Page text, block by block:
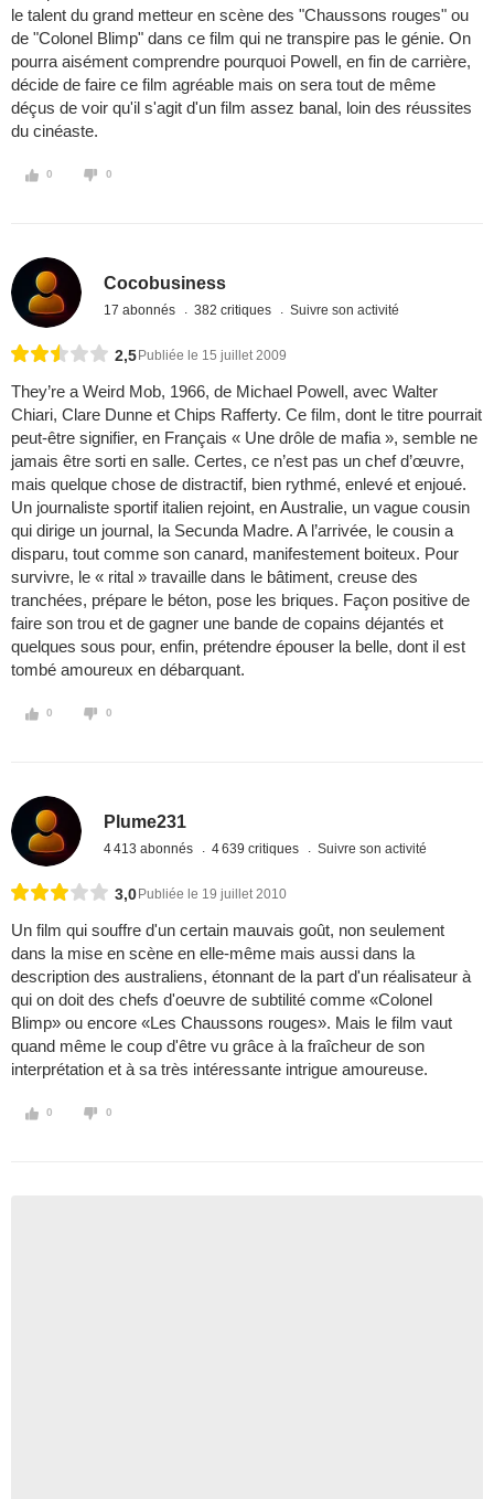
le talent du grand metteur en scène des "Chaussons rouges" ou
de "Colonel Blimp" dans ce film qui ne transpire pas le génie. On
pourra aisément comprendre pourquoi Powell, en fin de carrière,
décide de faire ce film agréable mais on sera tout de même
déçus de voir qu'il s'agit d'un film assez banal, loin des réussites
du cinéaste.
0 0
Cocobusiness
17 abonnés 382 critiques Suivre son activité
2,5 Publiée le 15 juillet 2009
They’re a Weird Mob, 1966, de Michael Powell, avec Walter
Chiari, Clare Dunne et Chips Rafferty. Ce film, dont le titre pourrait
peut-être signifier, en Français « Une drôle de mafia », semble ne
jamais être sorti en salle. Certes, ce n’est pas un chef d’œuvre,
mais quelque chose de distractif, bien rythmé, enlevé et enjoué.
Un journaliste sportif italien rejoint, en Australie, un vague cousin
qui dirige un journal, la Secunda Madre. A l’arrivée, le cousin a
disparu, tout comme son canard, manifestement boiteux. Pour
survivre, le « rital » travaille dans le bâtiment, creuse des
tranchées, prépare le béton, pose les briques. Façon positive de
faire son trou et de gagner une bande de copains déjantés et
quelques sous pour, enfin, prétendre épouser la belle, dont il est
tombé amoureux en débarquant.
0 0
Plume231
4 413 abonnés 4 639 critiques Suivre son activité
3,0 Publiée le 19 juillet 2010
Un film qui souffre d'un certain mauvais goût, non seulement
dans la mise en scène en elle-même mais aussi dans la
description des australiens, étonnant de la part d'un réalisateur à
qui on doit des chefs d'oeuvre de subtilité comme «Colonel
Blimp» ou encore «Les Chaussons rouges». Mais le film vaut
quand même le coup d'être vu grâce à la fraîcheur de son
interprétation et à sa très intéressante intrigue amoureuse.
0 0